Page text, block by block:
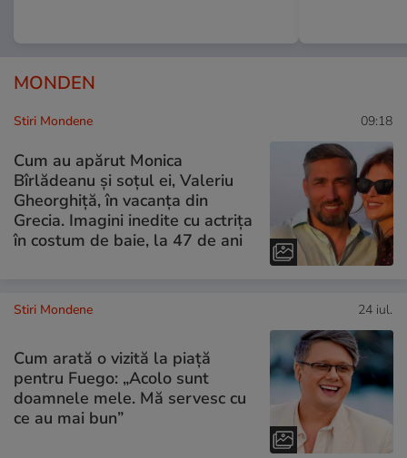
MONDEN
Stiri Mondene 09:18
Cum au apărut Monica
Bîrlădeanu și soțul ei, Valeriu
Gheorghiță, în vacanța din
Grecia. Imagini inedite cu actrița
în costum de baie, la 47 de ani
Stiri Mondene 24 iul.
Cum arată o vizită la piață
pentru Fuego: „Acolo sunt
doamnele mele. Mă servesc cu
ce au mai bun”